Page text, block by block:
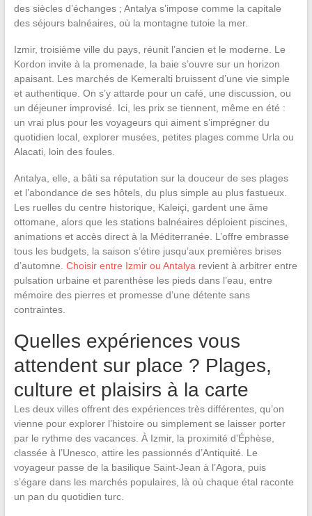
des siècles d’échanges ; Antalya s’impose comme la capitale
des séjours balnéaires, où la montagne tutoie la mer.
Izmir, troisième ville du pays, réunit l’ancien et le moderne. Le
Kordon invite à la promenade, la baie s’ouvre sur un horizon
apaisant. Les marchés de Kemeralti bruissent d’une vie simple
et authentique. On s’y attarde pour un café, une discussion, ou
un déjeuner improvisé. Ici, les prix se tiennent, même en été :
un vrai plus pour les voyageurs qui aiment s’imprégner du
quotidien local, explorer musées, petites plages comme Urla ou
Alacati, loin des foules.
Antalya, elle, a bâti sa réputation sur la douceur de ses plages
et l’abondance de ses hôtels, du plus simple au plus fastueux.
Les ruelles du centre historique, Kaleiçi, gardent une âme
ottomane, alors que les stations balnéaires déploient piscines,
animations et accès direct à la Méditerranée. L’offre embrasse
tous les budgets, la saison s’étire jusqu’aux premières brises
d’automne. Choisir entre Izmir ou Antalya revient à arbitrer entre
pulsation urbaine et parenthèse les pieds dans l’eau, entre
mémoire des pierres et promesse d’une détente sans
contraintes.
Quelles expériences vous
attendent sur place ? Plages,
culture et plaisirs à la carte
Les deux villes offrent des expériences très différentes, qu’on
vienne pour explorer l’histoire ou simplement se laisser porter
par le rythme des vacances. À Izmir, la proximité d’Éphèse,
classée à l’Unesco, attire les passionnés d’Antiquité. Le
voyageur passe de la basilique Saint-Jean à l’Agora, puis
s’égare dans les marchés populaires, là où chaque étal raconte
un pan du quotidien turc.